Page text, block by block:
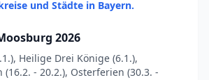
und Städte in Bayern.
2026
Heilige Drei Könige (6.1.),
- 20.2.), Osterferien (30.3. -